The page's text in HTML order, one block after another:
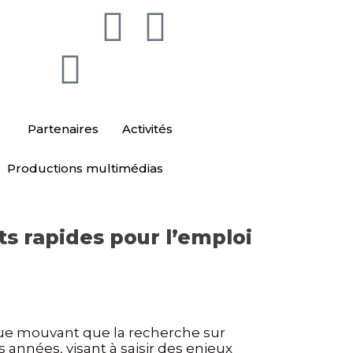
Partenaires Activités
Productions multimédias
rapides pour l’emploi
mouvant que la recherche sur
visant à saisir des enjeux